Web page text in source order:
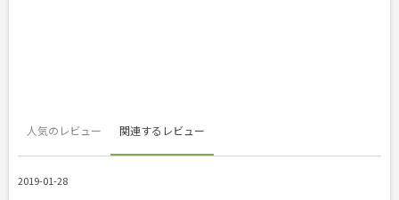
人気のレビュー 関連するレビュー
2019-01-28